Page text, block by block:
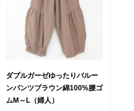
ダブルガーゼゆったりバルー
ンパンツブラウン綿100%腰ゴ
ムM～L（婦人）